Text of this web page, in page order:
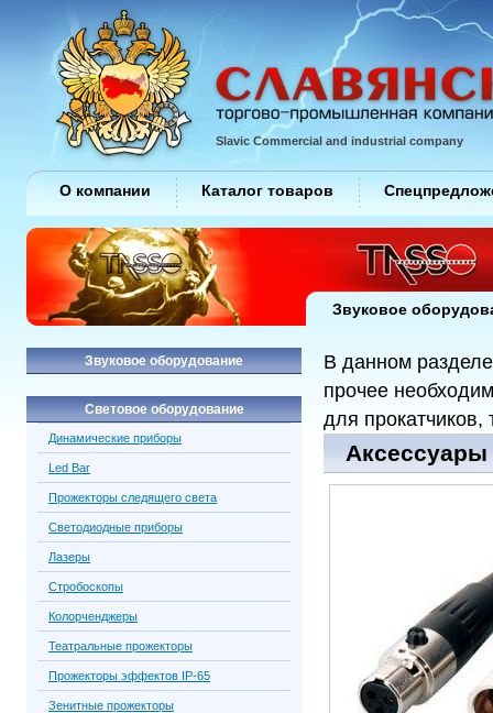
В данном
прочее
для прокатчиков,
Аксессуары
Звуковое оборудование
Световое оборудование
Динамические приборы
Led Bar
Прожекторы следящего света
Светодиодные приборы
Лазеры
Стробоскопы
Колорченджеры
Театральные прожекторы
Прожекторы эффектов IP-65
Зенитные прожекторы
Slavic Commercial and industrial company
О компании Каталог товаров
Звуковое